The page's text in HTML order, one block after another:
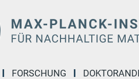
FORSCHUNG